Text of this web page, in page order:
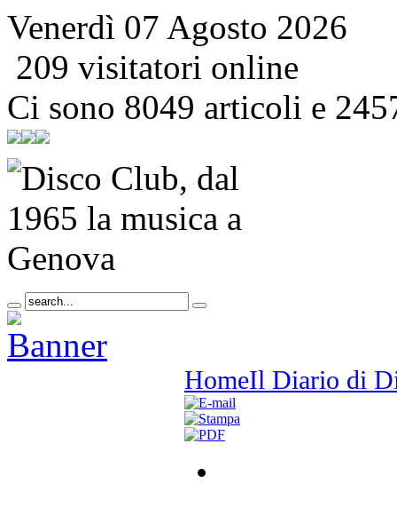
Venerdì 07 Agosto 2026
209 visitatori online
Ci sono 8049 articoli e
HomeIl Diario di